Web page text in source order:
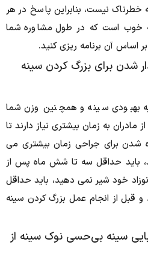
خطرناک نیست، بنابراین پاسخ در هر
خوب است که در طول مشاوره شما
اساس آن برنامه ریزی کنید.
شدن برای بزرگ کردن سینه
بهبودی سینه و همچنین وزن شما
مادران به زمان بیشتری نیاز دارند تا
شدن برای جراحی زمان بیشتری می
باید حداقل سه تا شش ماه پس از
نوزاد خود شیر نمی دهید، باید حداقل
قبل از انجام عمل بزرگ کردن سینه
سینه بی‌حسی نوک سینه از